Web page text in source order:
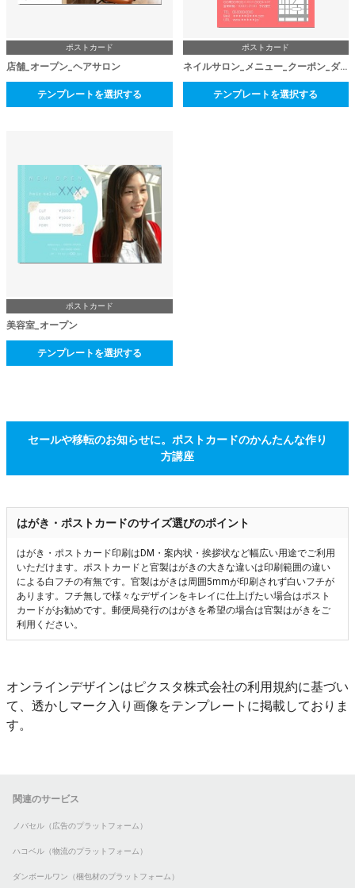
ポストカード
店舗_オープン_ヘアサロン
テンプレートを選択する
ポストカード
ネイルサロン_メニュー_クーポン_ダイレクトメール
テンプレートを選択する
ポストカード
美容室_オープン
テンプレートを選択する
セールや移転のお知らせに。ポストカードのかんたんな作り
方講座
はがき・ポストカードのサイズ選びのポイント
はがき・ポストカード印刷はDM・案内状・挨拶状など幅広い用途でご利用
いただけます。ポストカードと官製はがきの大きな違いは印刷範囲の違い
による白フチの有無です。官製はがきは周囲5mmが印刷されず白いフチが
あります。フチ無しで様々なデザインをキレイに仕上げたい場合はポスト
カードがお勧めです。郵便局発行のはがきを希望の場合は官製はがきをご
利用ください。
オンラインデザインはピクスタ株式会社の利用規約に基づい
て、透かしマーク入り画像をテンプレートに掲載しておりま
す。
関連のサービス
ノバセル（広告のプラットフォーム）
ハコベル（物流のプラットフォーム）
ダンボールワン（梱包材のプラットフォーム）